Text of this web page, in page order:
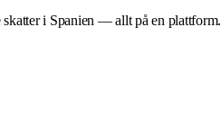
skatter i Spanien — allt på en plattform.